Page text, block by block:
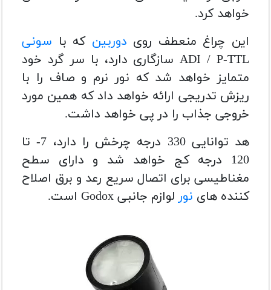
خواهد کرد.
این چراغ منعطف روی دوربینکه با سونی
ADI / P-TTL سازگاری دارد، با سر گرد خود
متمایز خواهد شد که نور نرم و صاف را با
ریزش تدریجی ارائه خواهد داد که همین مورد
خروجی جذاب را در پی خواهد داشت.
هد توانایی 330 درجه چرخش را دارد، 7- تا
120 درجه کج خواهد شد و دارای سطح
مغناطیسی برای اتصال سریع رعد و برق اصلاح
کننده های نور لوازم جانبی Godox است.